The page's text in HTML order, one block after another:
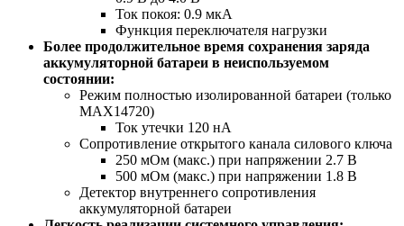
Ток покоя: 0.9 мкА
Функция переключателя нагрузки
Более продолжительное время сохранения заряда
аккумуляторной батареи в неиспользуемом
состоянии:
Режим полностью изолированной батареи (только
MAX14720)
Ток утечки 120 нА
Сопротивление открытого канала силового ключа
250 мОм (макс.) при напряжении 2.7 В
500 мОм (макс.) при напряжении 1.8 В
Детектор внутреннего сопротивления
аккумуляторной батареи